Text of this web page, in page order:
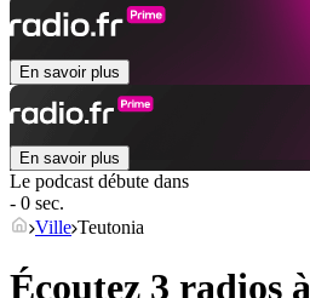
En savoir plus
En savoir plus
Le podcast débute dans
- 0 sec.
Ville Teutonia
Écoutez 3 radios à